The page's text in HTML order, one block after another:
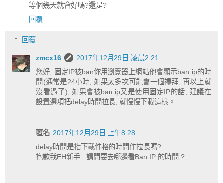
等個幾天就會好嗎?還是?
回覆
回覆
zmcx16
2017年12月29日 凌晨2:21
您好, 固定IP被ban你用瀏覽器上網站他會顯示ban ip的時
間(通常是24小時, 如果太多次可能會一個禮拜, 再以上就
沒看過了), 如果會被ban ip又是使用固定IP的話, 建議在
設置選項把delay時間拉長, 就慢慢下載這樣。
匿名 2017年12月29日 上午8:28
delay時間是指下載件格的時間作拉長嗎?
抱歉我EH新手...請問要去哪邊看Ban IP 的時間 ?